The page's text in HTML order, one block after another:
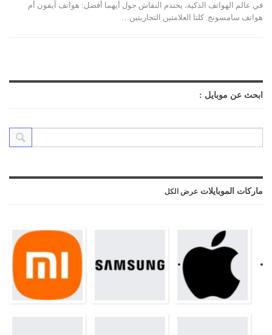
في عالم الهواتف الذكية، يحتدم النقاش حول أيهما أفضل: هواتف آيفون أم
هواتف سامسونج. كلتا العلامتين التجاريتين…
ابحث عن موبايل :
ماركات الموبايلات عرض الكل